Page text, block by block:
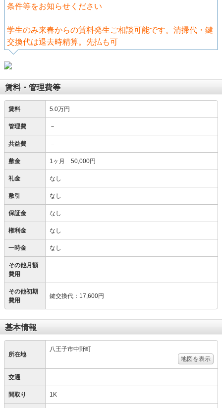
条件等をお知らせください
学生のみ来春からの賃料発生ご相談可能です。清掃代・鍵
交換代は退去時精算。先払も可
賃料・管理費等
賃料 5.0万円
管理費 －
共益費 －
敷金 1ヶ月 50,000円
礼金 なし
敷引 なし
保証金 なし
権利金 なし
一時金 なし
その他月額
費用
その他初期
費用
鍵交換代 ： 17,600円
基本情報
所在地
八王子市中野町
地図を表示
交通
間取り 1K